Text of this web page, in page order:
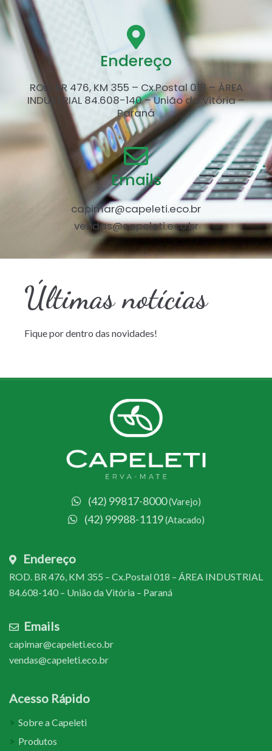
Endereço
ROD. BR 476, KM 355 – Cx.Postal 018 – ÁREA
INDUSTRIAL 84.608-140 – União da Vitória –
Paraná​
Emails
capimar@capeleti.eco.br
vendas@capeleti.eco.br
Últimas notícias
Fique por dentro das novidades!
(42) 99817-8000(Varejo)
(42) 99988-1119(Atacado)
Endereço
ROD. BR 476, KM 355 – Cx.Postal 018 – ÁREA INDUSTRIAL
84.608-140 – União da Vitória – Paraná
Emails
capimar@capeleti.eco.br
vendas@capeleti.eco.br
Acesso Rápido
Sobre a Capeleti
Produtos